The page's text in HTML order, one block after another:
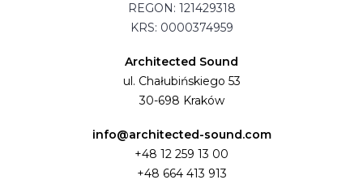
REGON: 121429318
KRS: 0000374959
Architected Sound
ul. Chałubińskiego 53
30-698 Kraków
info@architected-sound.com
+48 12 259 13 00
+48 664 413 913